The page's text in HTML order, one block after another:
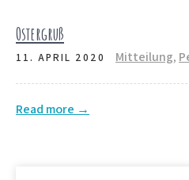
Ostergruß
11. APRIL 2020 Mitteilung,
Read more →